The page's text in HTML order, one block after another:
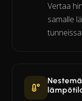
Vertaa
samalle
tunneissa.